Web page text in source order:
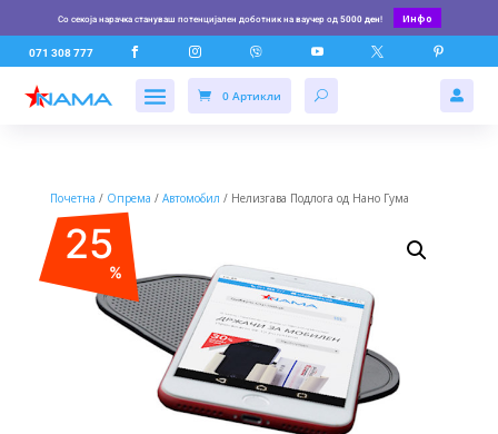
Со секоја нарачка стануваш потенцијален доботник на ваучер од 5000 ден! Инфо
071 308 777      
0 Артикли 
Почетна / Опрема / Автомобил / Нелизгава Подлога од Нано Гума
25
%